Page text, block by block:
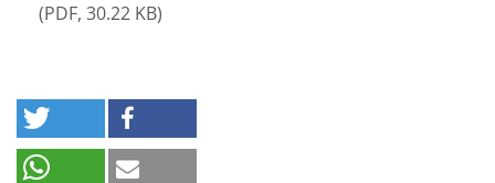
(PDF, 30.22 KB)